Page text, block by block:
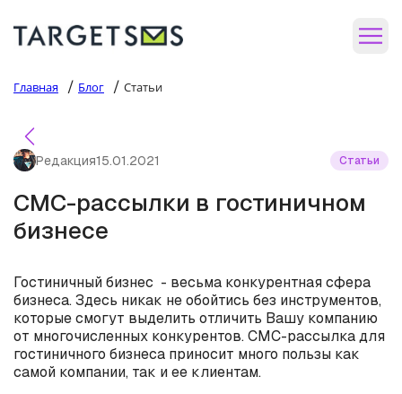
Главная / Блог / Статьи
Редакция15.01.2021 Статьи
СМС-рассылки в гостиничном
бизнесе
Гостиничный бизнес - весьма конкурентная сфера
бизнеса. Здесь никак не обойтись без инструментов,
которые смогут выделить отличить Вашу компанию
от многочисленных конкурентов. СМС-рассылка для
гостиничного бизнеса приносит много пользы как
самой компании, так и ее клиентам.